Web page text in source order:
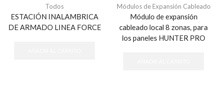
Todos
ESTACIÓN INALAMBRICA
DE ARMADO LINEA FORCE
Módulos de Expansión Cableado
Módulo de expansión
cableado local 8 zonas, para
los paneles HUNTER PRO